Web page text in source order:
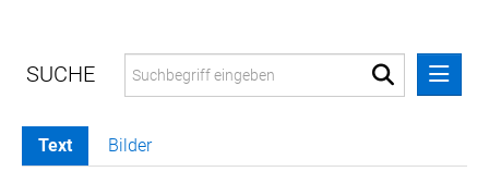
MELDUNGEN
Text Bilder